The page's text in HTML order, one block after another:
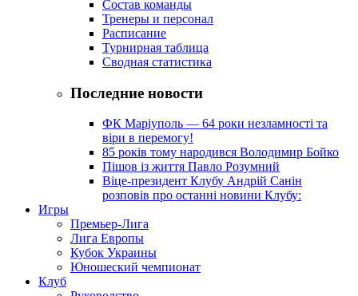
Состав команды
Тренеры и персонал
Расписание
Турнирная таблица
Сводная статистика
Последние новости
ФК Маріуполь — 64 роки незламності та
віри в перемогу!
85 років тому народився Володимир Бойко
Пішов із життя Павло Розумний
Віце-президент Клубу Андрій Санін
розповів про останні новини Клубу:
Игры
Премьер-Лига
Лига Европы
Кубок Украины
Юношеский чемпионат
Клуб